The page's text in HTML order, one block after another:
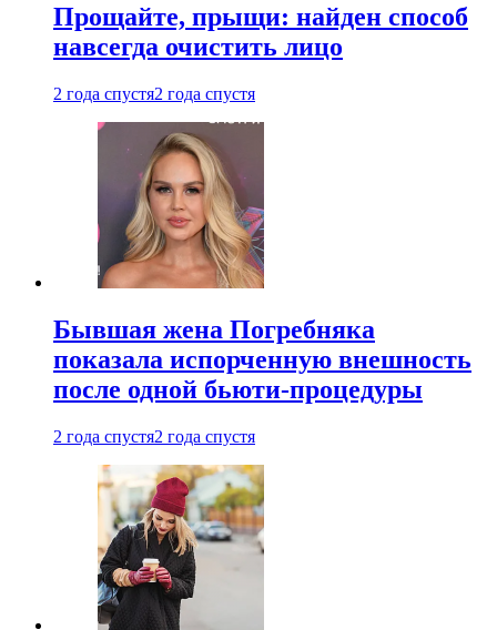
Прощайте, прыщи: найден способ
навсегда очистить лицо
2 года спустя2 года спустя
Бывшая жена Погребняка
показала испорченную внешность
после одной бьюти-процедуры
2 года спустя2 года спустя